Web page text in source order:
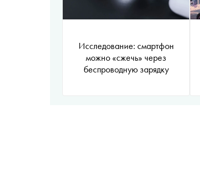
Исследование: смартфон
можно «сжечь» через
беспроводную зарядку